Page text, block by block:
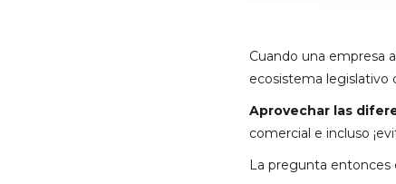
Cuando una empresa
ecosistema legislativo
Aprovechar las
comercial e incluso
La pregunta entonces